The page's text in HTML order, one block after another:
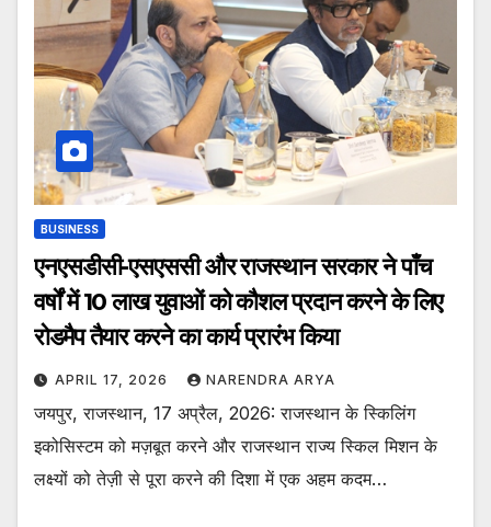
BUSINESS
एनएसडीसी-एसएससी और राजस्थान सरकार ने पाँच
वर्षों में 10 लाख युवाओं को कौशल प्रदान करने के लिए
रोडमैप तैयार करने का कार्य प्रारंभ किया
APRIL 17, 2026 NARENDRA ARYA
जयपुर, राजस्थान, 17 अप्रैल, 2026: राजस्थान के स्किलिंग
इकोसिस्टम को मज़बूत करने और राजस्थान राज्य स्किल मिशन के
लक्ष्यों को तेज़ी से पूरा करने की दिशा में एक अहम कदम…